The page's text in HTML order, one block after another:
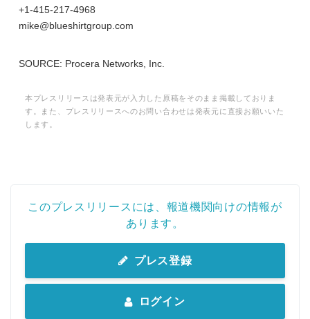
+1-415-217-4968
mike@blueshirtgroup.com
SOURCE: Procera Networks, Inc.
本プレスリリースは発表元が入力した原稿をそのまま掲載しておりま
す。また、プレスリリースへのお問い合わせは発表元に直接お願いいた
します。
このプレスリリースには、報道機関向けの情報が
あります。
プレス登録
ログイン